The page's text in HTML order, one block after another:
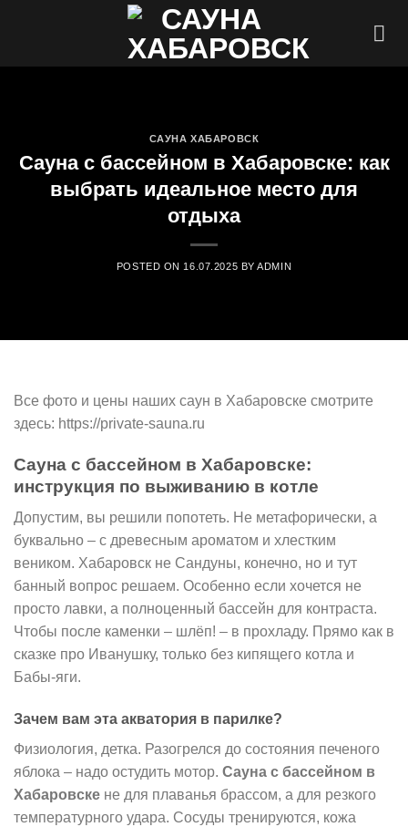
САУНА ХАБАРОВСК
Сауна с бассейном в Хабаровске: как
выбрать идеальное место для
отдыха
POSTED ON 16.07.2025 BYADMIN
Все фото и цены наших саун в Хабаровске смотрите
здесь: https://private-sauna.ru
Сауна с бассейном в Хабаровске:
инструкция по выживанию в котле
Допустим, вы решили попотеть. Не метафорически, а
буквально – с древесным ароматом и хлестким
веником. Хабаровск не Сандуны, конечно, но и тут
банный вопрос решаем. Особенно если хочется не
просто лавки, а полноценный бассейн для контраста.
Чтобы после каменки – шлёп! – в прохладу. Прямо как в
сказке про Иванушку, только без кипящего котла и
Бабы-яги.
Зачем вам эта акватория в парилке?
Физиология, детка. Разогрелся до состояния печеного
яблока – надо остудить мотор. Сауна с бассейном в
Хабаровске не для плаванья брассом, а для резкого
температурного удара. Сосуды тренируются, кожа